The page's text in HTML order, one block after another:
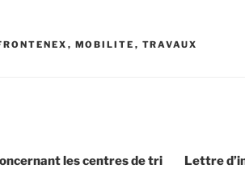
, MOBILITE , TRAVAUX
les centres de tri
Lettre